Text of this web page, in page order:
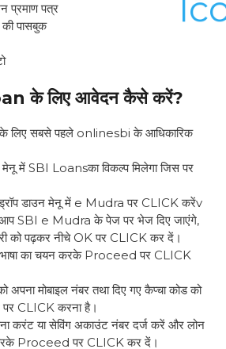
प्रमाण पत्र
पासबुक
के लिए आवेदन कैसे करें?
लिए सबसे पहले onlinesbi के आधिकारिक
में SBI Loansका विकल्प मिलेगा जिस पर
डाउन मेनू में e Mudra पर CLICK करेंv
SBI e Mudra के पेज पर भेज दिए जाएंगे,
को पढ़कर नीचे OK पर CLICK कर दें।
का चयन करके Proceed पर CLICK
मोबाइल नंबर तथा दिए गए कैप्चा कोड को
CLICK करना है।
करंट या सेविंग अकाउंट नंबर दर्ज करें और लोन
करके Proceed पर CLICK कर दें।